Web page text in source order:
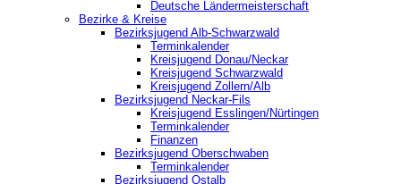
Deutsche Ländermeisterschaft
Bezirke & Kreise
Bezirksjugend Alb-Schwarzwald
Terminkalender
Kreisjugend Donau/Neckar
Kreisjugend Schwarzwald
Kreisjugend Zollern/Alb
Bezirksjugend Neckar-Fils
Kreisjugend ‎Esslingen/Nürtingen
Terminkalender
Finanzen
Bezirksjugend Oberschwaben
Terminkalender
Bezirksjugend Ostalb